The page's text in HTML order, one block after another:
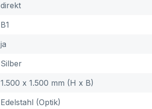
direkt
B1
ja
Silber
1.500 x 1.500 mm (H x B)
Edelstahl (Optik)